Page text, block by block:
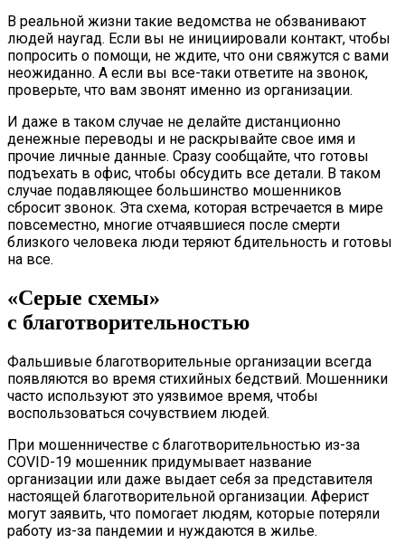
В реальной жизни такие ведомства не обзванивают
людей наугад. Если вы не инициировали контакт, чтобы
попросить о помощи, не ждите, что они свяжутся с вами
неожиданно. А если вы все-таки ответите на звонок,
проверьте, что вам звонят именно из организации.
И даже в таком случае не делайте дистанционно
денежные переводы и не раскрывайте свое имя и
прочие личные данные. Сразу сообщайте, что готовы
подъехать в офис, чтобы обсудить все детали. В таком
случае подавляющее большинство мошенников
сбросит звонок. Эта схема, которая встречается в мире
повсеместно, многие отчаявшиеся после смерти
близкого человека люди теряют бдительность и готовы
на все.
«Серые схемы»
с благотворительностью
Фальшивые благотворительные организации всегда
появляются во время стихийных бедствий. Мошенники
часто используют это уязвимое время, чтобы
воспользоваться сочувствием людей.
При мошенничестве с благотворительностью из-за
COVID-19 мошенник придумывает название
организации или даже выдает себя за представителя
настоящей благотворительной организации. Аферист
могут заявить, что помогает людям, которые потеряли
работу из-за пандемии и нуждаются в жилье.